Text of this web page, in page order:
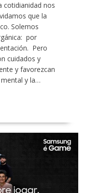
cotidianidad nos
que la
Solemos
por
Pero
cuidados y
y favorezcan
y la…